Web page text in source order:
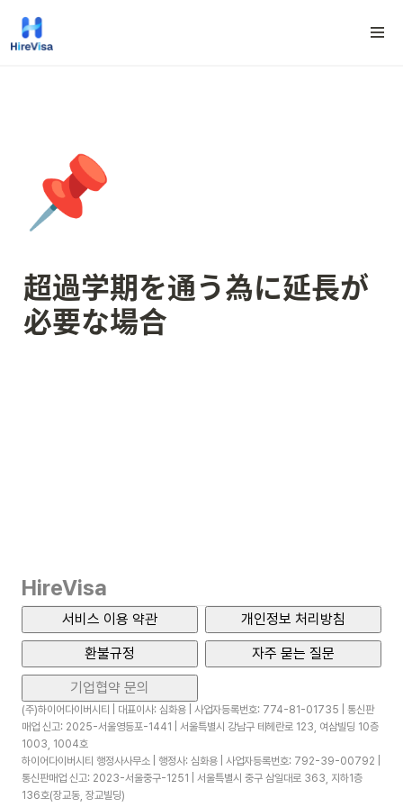
📌
超過学期を通う為に延長が
必要な場合
HireVisa
서비스 이용 약관
개인정보 처리방침
환불규정
자주 묻는 질문
기업협약 문의
(주)하이어다이버시티 | 대표이사: 심화용 | 사업자등록번호: 774-81-01735 | 통신판
매업 신고: 2025-서울영등포-1441 | 서울특별시 강남구 테헤란로 123, 여삼빌딩 10층
1003, 1004호
하이어다이버시티 행정사사무소 | 행정사: 심화용 | 사업자등록번호: 792-39-00792 |
통신판매업 신고: 2023-서울중구-1251 | 서울특별시 중구 삼일대로 363, 지하1층
136호(장교동, 장교빌딩)